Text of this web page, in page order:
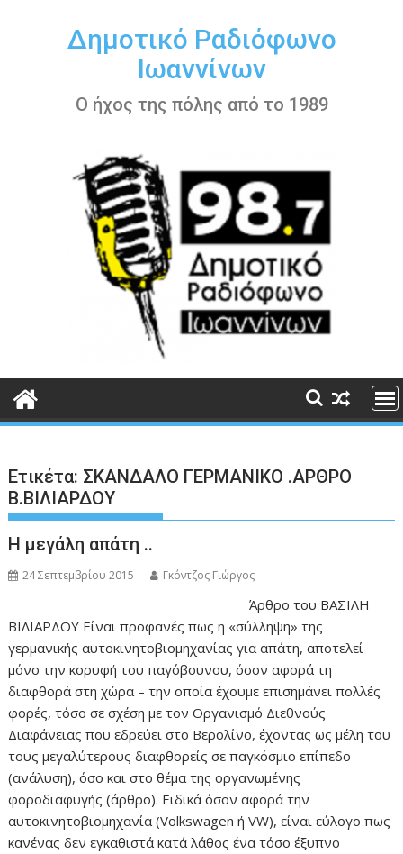
περιεχόμενοΔημοτικό Ραδιόφωνο
Ιωαννίνων
Ο ήχος της πόλης από το 1989
Ετικέτα: ΣΚΑΝΔΑΛΟ ΓΕΡΜΑΝΙΚΟ .ΑΡΘΡΟ
Β.ΒΙΛΙΑΡΔΟΥ
Η μεγάλη απάτη ..
24 Σεπτεμβρίου 2015 Γκόντζος Γιώργος
Άρθρο του ΒΑΣΙΛΗ
ΒΙΛΙΑΡΔΟΥ Είναι προφανές πως η «σύλληψη» της
γερμανικής αυτοκινητοβιομηχανίας για απάτη, αποτελεί
μόνο την κορυφή του παγόβουνου, όσον αφορά τη
διαφθορά στη χώρα – την οποία έχουμε επισημάνει πολλές
φορές, τόσο σε σχέση με τον Οργανισμό Διεθνούς
Διαφάνειας που εδρεύει στο Βερολίνο, έχοντας ως μέλη του
τους μεγαλύτερους διαφθορείς σε παγκόσμιο επίπεδο
(ανάλυση), όσο και στο θέμα της οργανωμένης
φοροδιαφυγής (άρθρο). Ειδικά όσον αφορά την
αυτοκινητοβιομηχανία (Volkswagen ή VW), είναι εύλογο πως
κανένας δεν εγκαθιστά κατά λάθος ένα τόσο έξυπνο